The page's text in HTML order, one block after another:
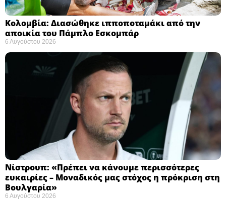
Κολομβία: Διασώθηκε ιπποποταμάκι από την
αποικία του Πάμπλο Εσκομπάρ ​
6 Αυγούστου 2026
Νίστρουπ: «Πρέπει να κάνουμε περισσότερες
ευκαιρίες – Μοναδικός μας στόχος η πρόκριση στη
Βουλγαρία» ​
6 Αυγούστου 2026